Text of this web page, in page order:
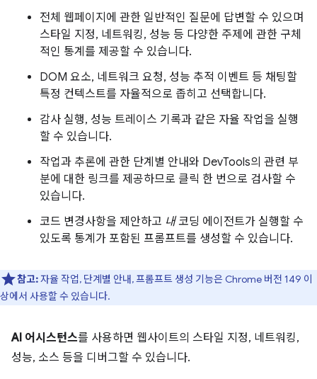
전체 웹페이지에 관한 일반적인 질문에 답변할 수 있으며
스타일 지정, 네트워킹, 성능 등 다양한 주제에 관한 구체
적인 통계를 제공할 수 있습니다.
DOM 요소, 네트워크 요청, 성능 추적 이벤트 등 채팅할
특정 컨텍스트를 자율적으로 좁히고 선택합니다.
감사 실행, 성능 트레이스 기록과 같은 자율 작업을 실행
할 수 있습니다.
작업과 추론에 관한 단계별 안내와 DevTools의 관련 부
분에 대한 링크를 제공하므로 클릭 한 번으로 검사할 수
있습니다.
코드 변경사항을 제안하고 내코딩 에이전트가 실행할 수
있도록 통계가 포함된 프롬프트를 생성할 수 있습니다.
참고:자율 작업, 단계별 안내, 프롬프트 생성 기능은 Chrome 버전 149 이
상에서 사용할 수 있습니다.
AI 어시스턴스를 사용하면 웹사이트의 스타일 지정, 네트워킹,
성능, 소스 등을 디버그할 수 있습니다.